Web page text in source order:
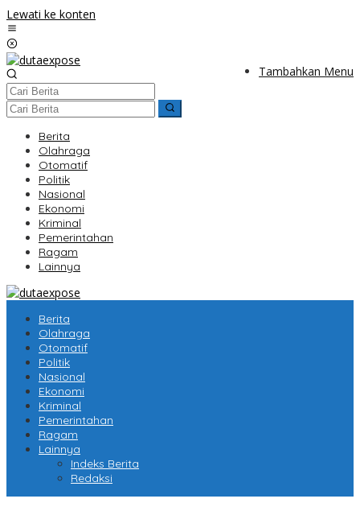
Lewati ke konten
Tambahkan Menu
Berita
Olahraga
Otomatif
Politik
Nasional
Ekonomi
Kriminal
Pemerintahan
Ragam
Lainnya
Berita
Olahraga
Otomatif
Politik
Nasional
Ekonomi
Kriminal
Pemerintahan
Ragam
Lainnya
Indeks Berita
Redaksi